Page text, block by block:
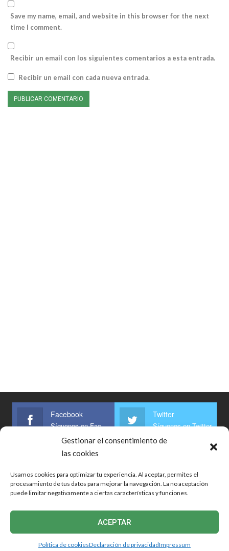
Gestionar el consentimiento de
las cookies
Usamos cookies para optimizar tu experiencia. Al aceptar, permites el
procesamiento de tus datos para mejorar la navegación. La no aceptación
puede limitar negativamente a ciertas características y funciones.
ACEPTAR
Política de cookiesDeclaración de privacidadImpressum
Save my name, email, and website in this browser for the next
time I comment.
Recibir un email con los siguientes comentarios a esta entrada.
Recibir un email con cada nueva entrada.
Facebook
Síguenos en Facebook
Twitter
Síguenos en Twitter